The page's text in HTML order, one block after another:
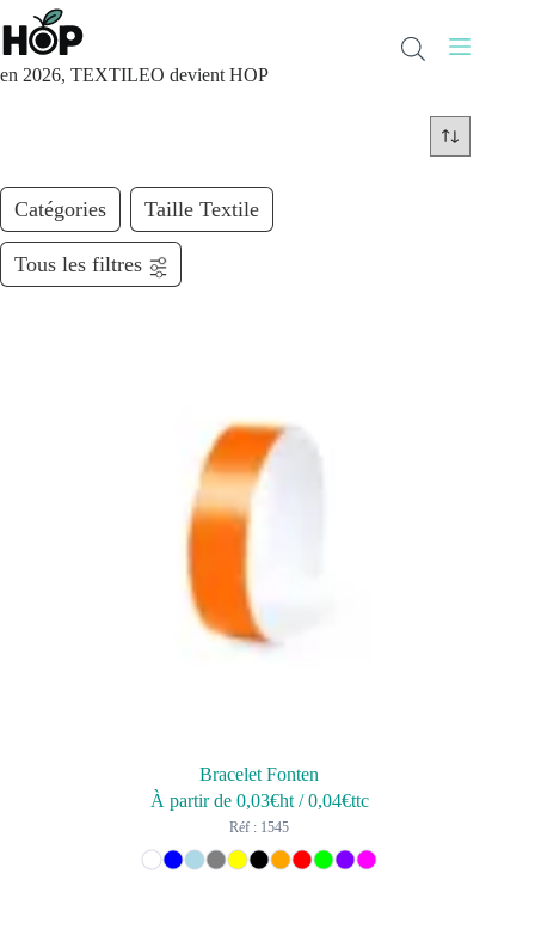
Passer
au
contenu
en 2026, TEXTILEO devient HOP
Catégories Taille Textile
Tous les filtres
Bracelet Fonten
À partir de 0,03€ht/0,04€ttc
Réf : 1545